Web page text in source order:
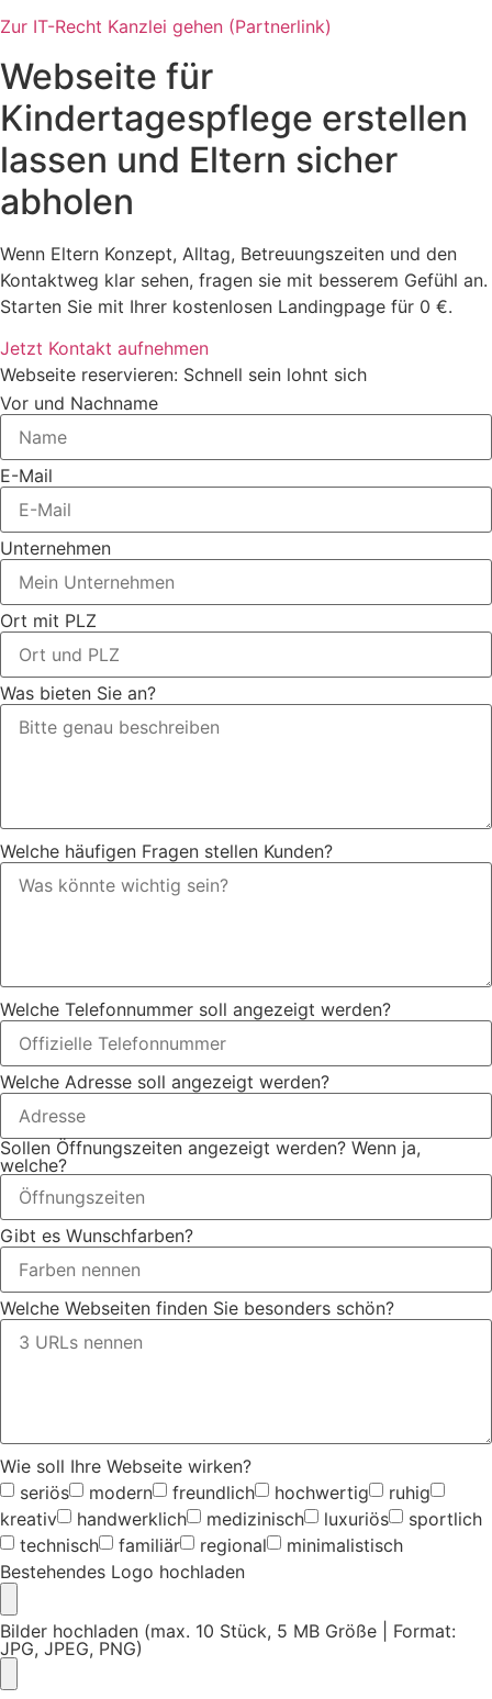
Zur IT-Recht Kanzlei gehen (Partnerlink)
Webseite für
Kindertagespflege erstellen
lassen und Eltern sicher
abholen
Wenn Eltern Konzept, Alltag, Betreuungszeiten und den
Kontaktweg klar sehen, fragen sie mit besserem Gefühl an.
Starten Sie mit Ihrer kostenlosen Landingpage für 0 €.
Jetzt Kontakt aufnehmen
Webseite reservieren: Schnell sein lohnt sich
Vor und Nachname
E-Mail
Unternehmen
Ort mit PLZ
Was bieten Sie an?
Welche häufigen Fragen stellen Kunden?
Welche Telefonnummer soll angezeigt werden?
Welche Adresse soll angezeigt werden?
Sollen Öffnungszeiten angezeigt werden? Wenn ja,
welche?
Gibt es Wunschfarben?
Welche Webseiten finden Sie besonders schön?
Wie soll Ihre Webseite wirken?
seriös
modern freundlich hochwertig
ruhig
kreativ
handwerklich medizinisch luxuriös
sportlich
technisch
familiär regional
minimalistisch
Bestehendes Logo hochladen
Bilder hochladen (max. 10 Stück, 5 MB Größe | Format:
JPG, JPEG, PNG)